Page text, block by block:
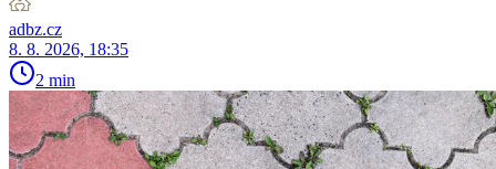
adbz.cz
8. 8. 2026, 18:35
2 min